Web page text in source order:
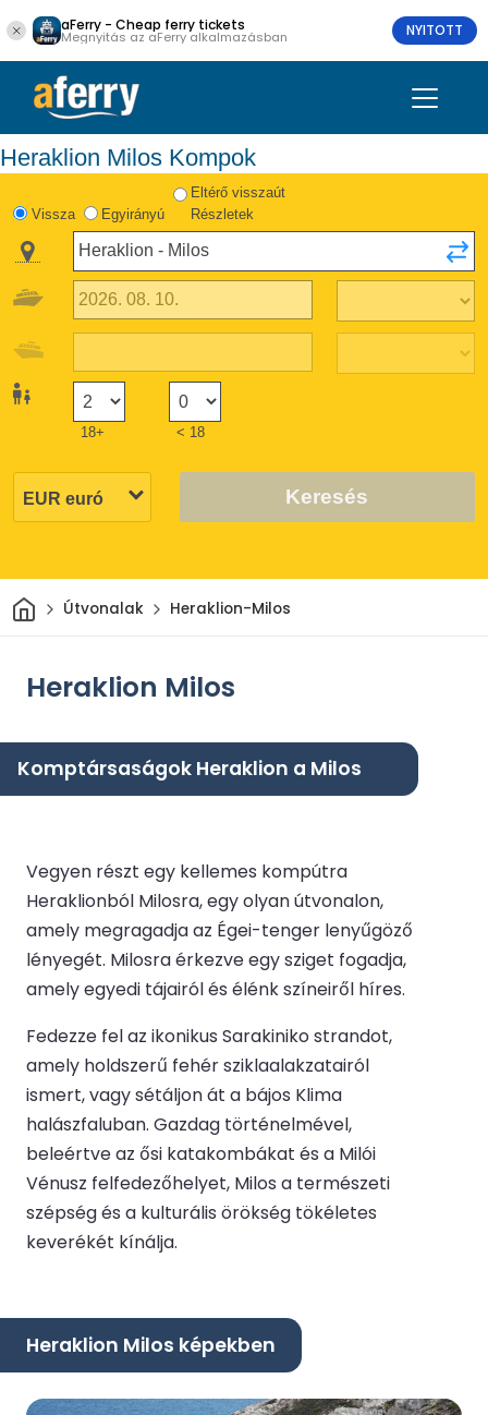
aFerry - Cheap ferry tickets
Megnyitás az aFerry alkalmazásban NYITOTT
Heraklion Milos Kompok
Vissza Egyirányú
Eltérő visszaút
Részletek
18+ < 18
Keresés
Otthon
Útvonalak Heraklion-Milos
Heraklion Milos
Komptársaságok Heraklion a Milos
Vegyen részt egy kellemes kompútra
Heraklionból Milosra, egy olyan útvonalon,
amely megragadja az Égei-tenger lenyűgöző
lényegét. Milosra érkezve egy sziget fogadja,
amely egyedi tájairól és élénk színeiről híres.
Fedezze fel az ikonikus Sarakiniko strandot,
amely holdszerű fehér sziklaalakzatairól
ismert, vagy sétáljon át a bájos Klima
halászfaluban. Gazdag történelmével,
beleértve az ősi katakombákat és a Milói
Vénusz felfedezőhelyet, Milos a természeti
szépség és a kulturális örökség tökéletes
keverékét kínálja.
Heraklion Milos képekben